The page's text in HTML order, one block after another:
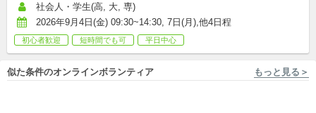
社会人・学生(高, 大, 専)
2026年9月4日(金) 09:30~14:30, 7日(月),他4日程
初心者歓迎 短時間でも可 平日中心
似た条件のオンラインボランティア もっと見る＞